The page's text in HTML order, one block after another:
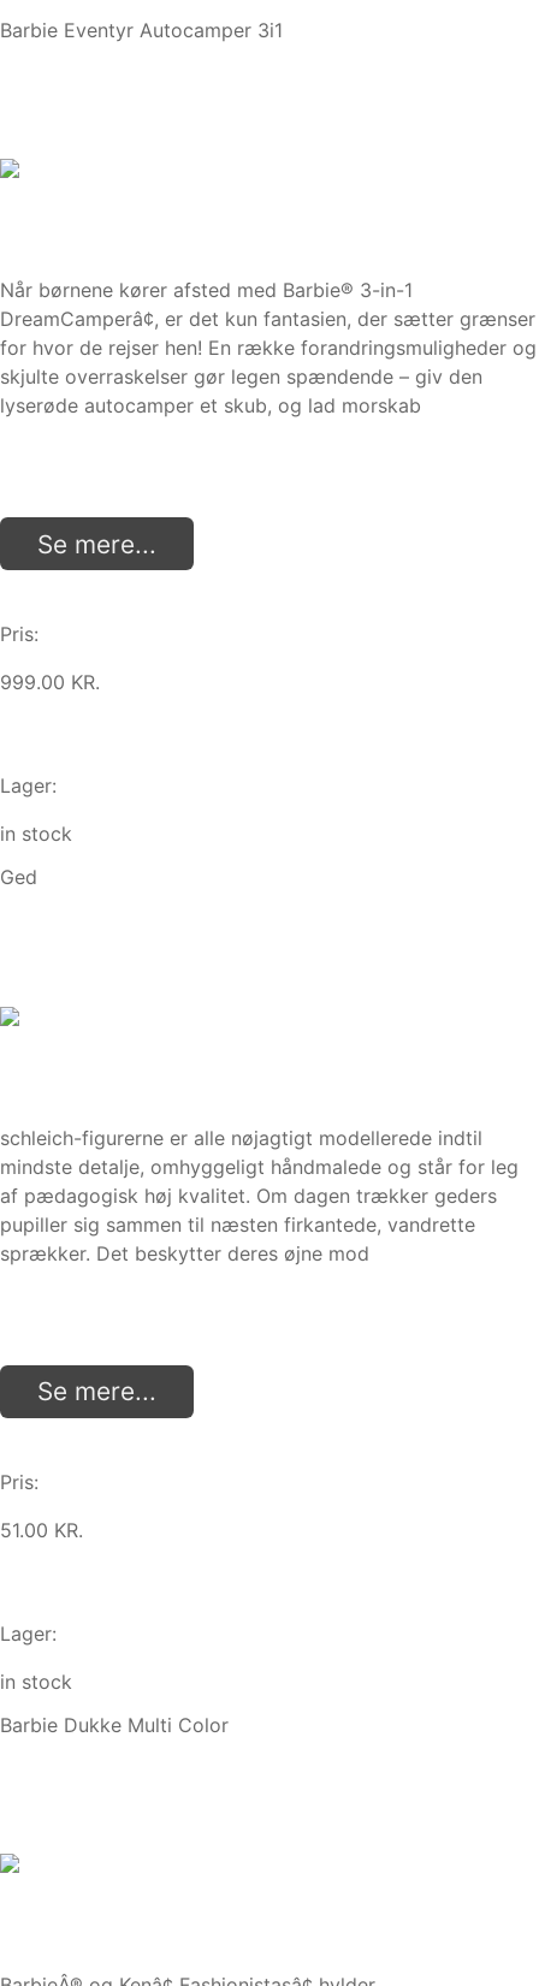
Barbie Eventyr Autocamper 3i1
Når børnene kører afsted med Barbie® 3-in-1
DreamCamperâ¢, er det kun fantasien, der sætter grænser
for hvor de rejser hen! En række forandringsmuligheder og
skjulte overraskelser gør legen spændende – giv den
lyserøde autocamper et skub, og lad morskab
Se mere...
Pris:
999.00 KR.
Lager:
in stock
Ged
schleich-figurerne er alle nøjagtigt modellerede indtil
mindste detalje, omhyggeligt håndmalede og står for leg
af pædagogisk høj kvalitet. Om dagen trækker geders
pupiller sig sammen til næsten firkantede, vandrette
sprækker. Det beskytter deres øjne mod
Se mere...
Pris:
51.00 KR.
Lager:
in stock
Barbie Dukke Multi Color